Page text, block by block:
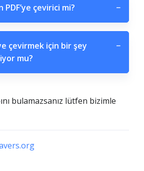
PDF’ye çevirici mi? −
çevirmek için bir şey
mu?
−
bulamazsanız lütfen bizimle